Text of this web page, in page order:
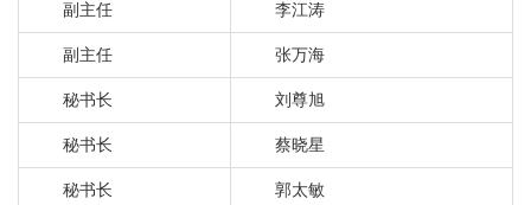
副主任 李江涛
副主任 张万海
秘书长 刘尊旭
秘书长 蔡晓星
秘书长 郭太敏